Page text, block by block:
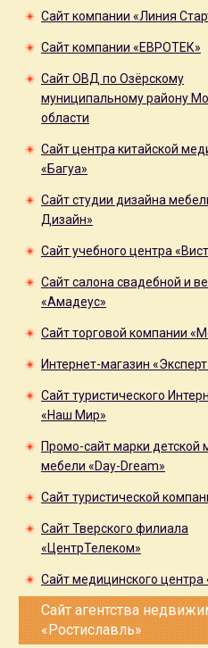
Сайт компании «Линия
Сайт компании «ЕВРОТЕК»
Сайт ОВД по Озёрскому
муниципальному району
области
Сайт центра китайской
«Багуа»
Сайт студии дизайна
Дизайн»
Сайт учебного центра
Сайт салона свадебной и
«Амадеус»
Сайт торговой компании
Интернет-магазин
Сайт туристического
«Наш Мир»
Промо-сайт марки детской
мебели «Day-Dream»
Сайт туристической
Сайт Тверского филиала
«ЦентрТелеком»
Сайт медицинского центра
Сайт агентства
«Ростиславль»